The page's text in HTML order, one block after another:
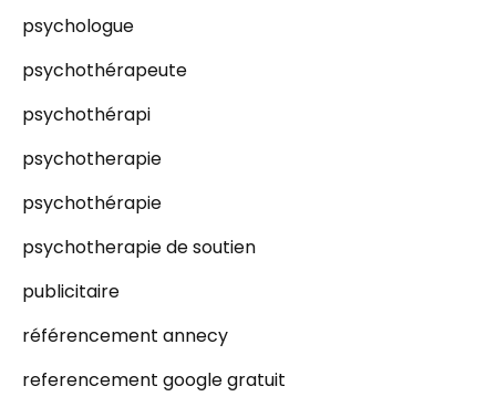
psychologue
psychothérapeute
psychothérapi
psychotherapie
psychothérapie
psychotherapie de soutien
publicitaire
référencement annecy
referencement google gratuit